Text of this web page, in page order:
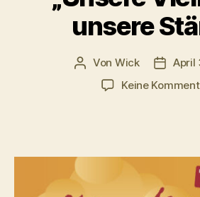
unsere
Beitragsautor
Von Wick
April
Keine